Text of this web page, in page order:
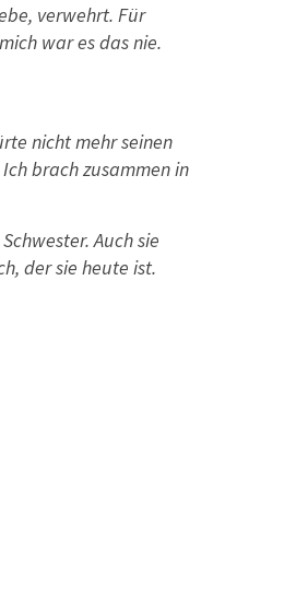
verwehrt. Für
war es das nie.
nicht mehr seinen
brach zusammen in
Auch sie
der sie heute ist.